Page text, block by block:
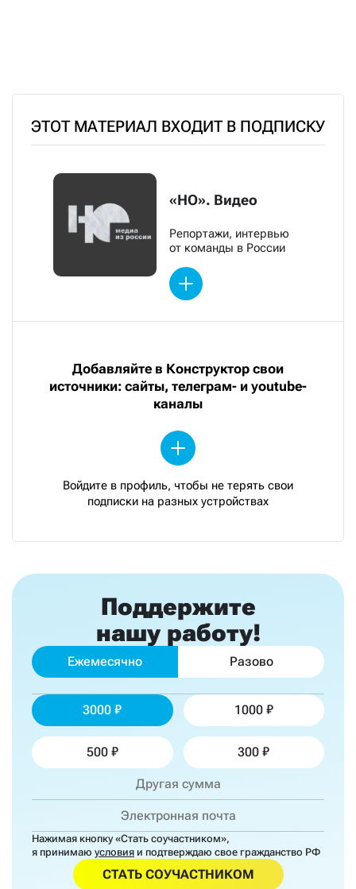
ЭТОТ МАТЕРИАЛ ВХОДИТ В ПОДПИСКУ
«НО». Видео
Репортажи, интервью
от команды в России
Добавляйте в Конструктор свои
источники: сайты, телеграм- и youtube-
каналы
Войдите в профиль, чтобы не терять свои
подписки на разных устройствах
Поддержите
нашу работу!
Ежемесячно Разово
3000 1000
500 300
Нажимая кнопку «Стать соучастником»,
я принимаю условия и подтверждаю свое гражданство РФ
СТАТЬ СОУЧАСТНИКОМ